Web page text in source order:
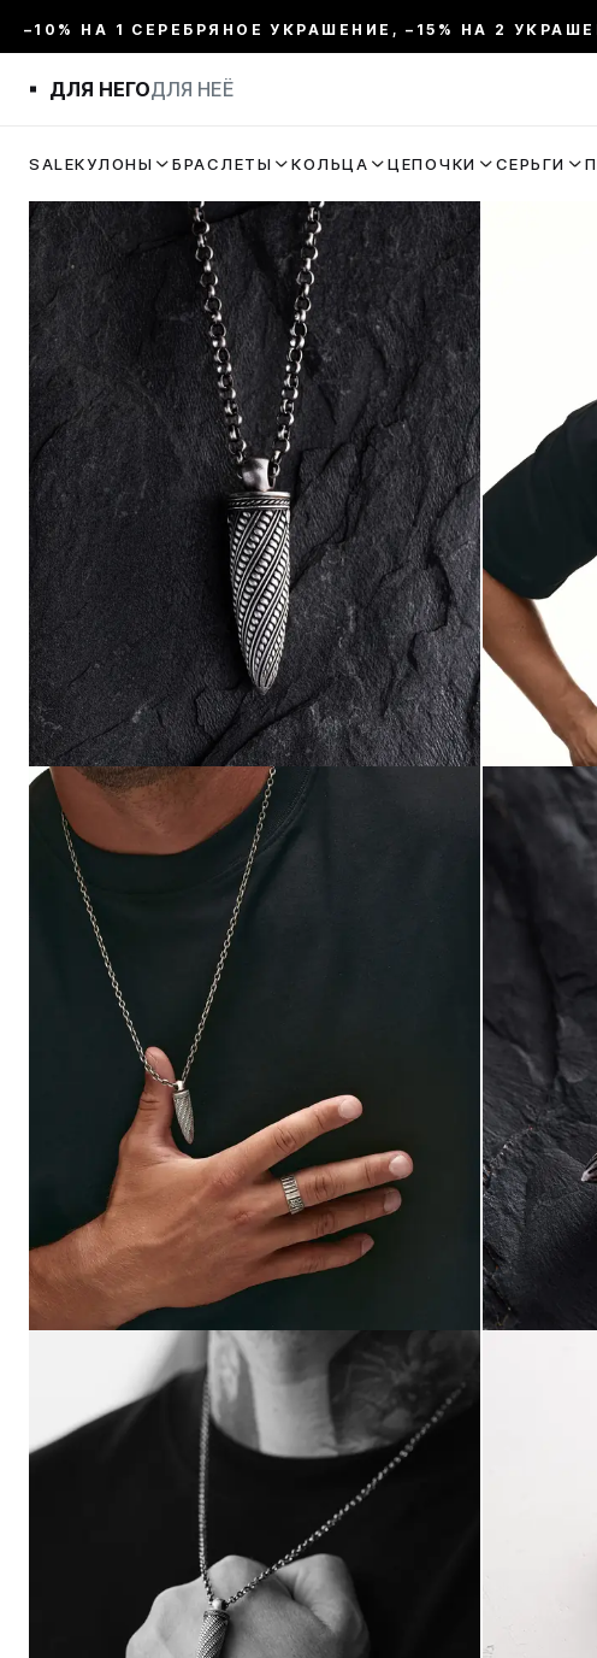
–10% НА 1 СЕРЕБРЯНОЕ УКРАШЕНИЕ, –15% НА 2
ДЛЯ НЕГОДЛЯ НЕЁ
SALEКУЛОНЫ БРАСЛЕТЫ КОЛЬЦА ЦЕПОЧКИ СЕРЬГИ